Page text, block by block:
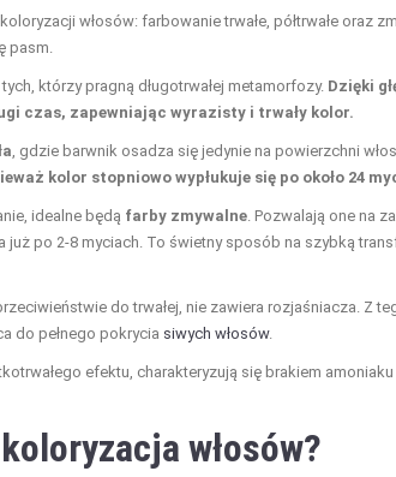
włosów: farbowanie trwałe, półtrwałe oraz
pasm.
którzy pragną długotrwałej metamorfozy. Dzięki
czas, zapewniając wyrazisty i trwały kolor.
, gdzie barwnik osadza się jedynie na powierzchni
kolor stopniowo wypłukuje się po około 24
idealne będą farby zmywalne . Pozwalają one na
po 2-8 myciach. To świetny sposób na szybką
do trwałej, nie zawiera rozjaśniacza. Z
do pełnego pokrycia siwych włosów.
efektu, charakteryzują się brakiem
włosów?